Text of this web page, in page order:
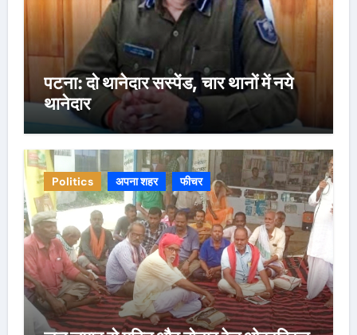
पटना: दो थानेदार सस्पेंड, चार थानों में नये
थानेदार
Politics अपना शहर फीचर